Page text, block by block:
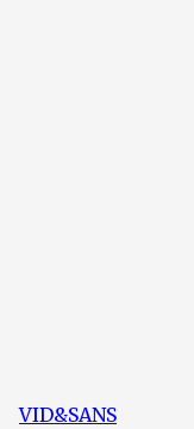
VID&SANS